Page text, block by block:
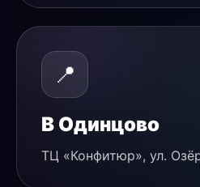
📍
В Одинцово
ТЦ «Конфитюр», ул.